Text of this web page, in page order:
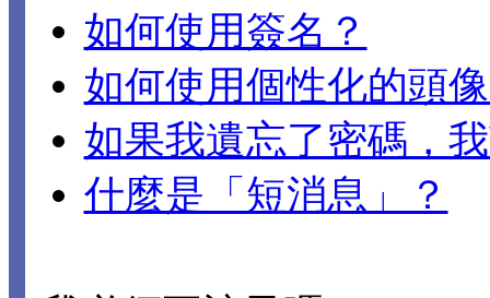
如何使用簽名？
如何使用個性化的頭
如果我遺忘了密碼，
什麼是「短消息」？